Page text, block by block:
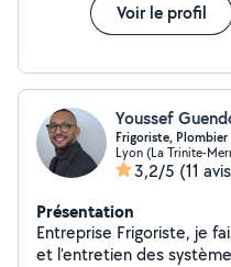
Voir le profil
Youssef
Frigoriste, Plombier
Lyon (La Trinite-
3,2/5 (11
Présentation
Entreprise Frigoriste, je
et l'entretien des